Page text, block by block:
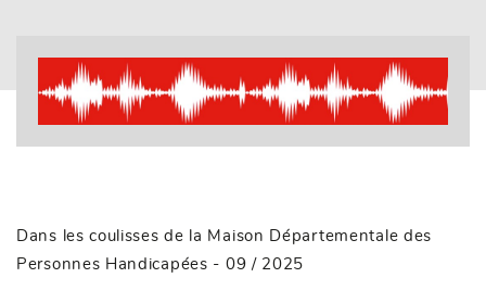
Dans les coulisses de la Maison Départementale des
Personnes Handicapées - 09 / 2025